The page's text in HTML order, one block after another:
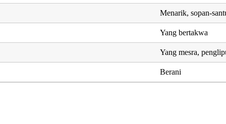
Menarik, sopan-
Yang bertakwa
Yang mesra,
Berani